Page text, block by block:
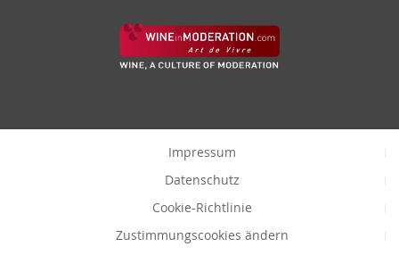
Impressum
Datenschutz
Cookie-Richtlinie
Zustimmungscookies ändern